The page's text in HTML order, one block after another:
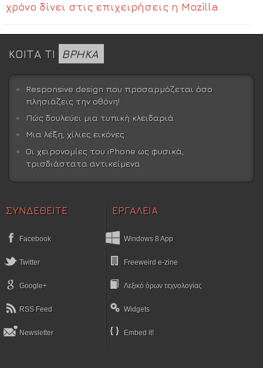
χρόνο δίνει στις επιχειρήσεις η Mozilla
ΚΟΙΤΑ ΤΙ ΒΡΗΚΑ
Responsive design που προσαρμόζεται όσο
πλησιάζεις την οθόνη!
Πώς δουλεύει μια τυπική κλειδαριά
Μια λέξη, χίλιες εικόνες
Οι χειρονομίες του iPhone ως φυσικά,
τρισδιάστατα αντικείμενα
ΣΥΝΔΕΘΕΙΤΕ
Facebook
Twitter
Google+
RSS Feed
Newsletter
ΕΡΓΑΛΕΙΑ
Windows 8 App
Freeweird e-zine
Λεξικό όρων τεχνολογίας
Widgets
Embed it!